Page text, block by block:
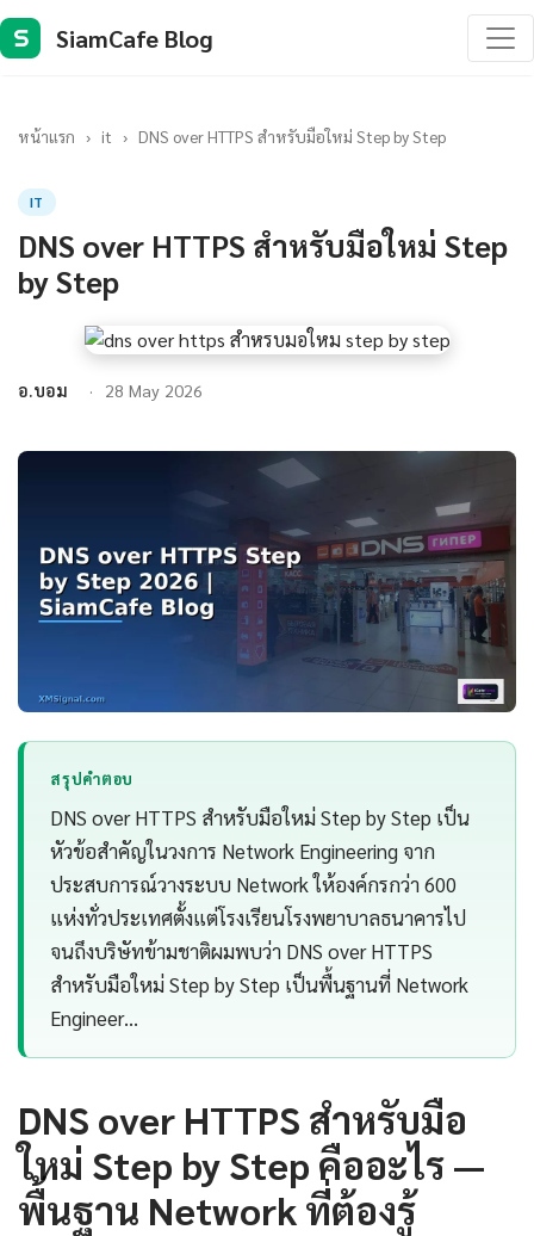
S SiamCafe Blog
หน้าแรก › it › DNS over HTTPS สำหรับมือใหม่ Step by Step
IT
DNS over HTTPS สำหรับมือใหม่ Step
by Step
อ.บอม 28 May 2026
สรุปคำตอบ
DNS over HTTPS สำหรับมือใหม่ Step by Step เป็น
หัวข้อสำคัญในวงการ Network Engineering จาก
ประสบการณ์วางระบบ Network ให้องค์กรกว่า 600
แห่งทั่วประเทศตั้งแต่โรงเรียนโรงพยาบาลธนาคารไป
จนถึงบริษัทข้ามชาติผมพบว่า DNS over HTTPS
สำหรับมือใหม่ Step by Step เป็นพื้นฐานที่ Network
Engineer…
DNS over HTTPS สำหรับมือ
ใหม่ Step by Step คืออะไร —
พื้นฐาน Network ที่ต้องรู้